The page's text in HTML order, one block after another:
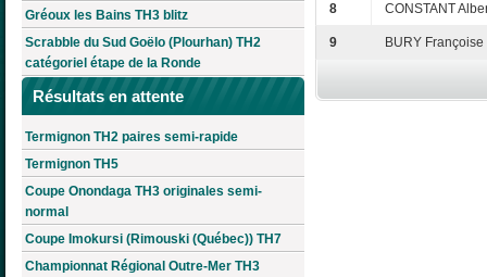
Gréoux les Bains TH3 blitz
Scrabble du Sud Goëlo (Plourhan) TH2
catégoriel étape de la Ronde
Résultats en attente
Termignon TH2 paires semi-rapide
Termignon TH5
Coupe Onondaga TH3 originales semi-
normal
Coupe Imokursi (Rimouski (Québec)) TH7
Championnat Régional Outre-Mer TH3
8 CONSTANT
9 BURY Françoise